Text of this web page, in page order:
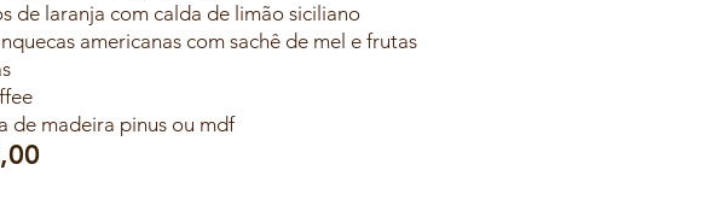
de laranja com calda de limão siciliano
americanas com sachê de mel e frutas
de madeira pinus ou mdf